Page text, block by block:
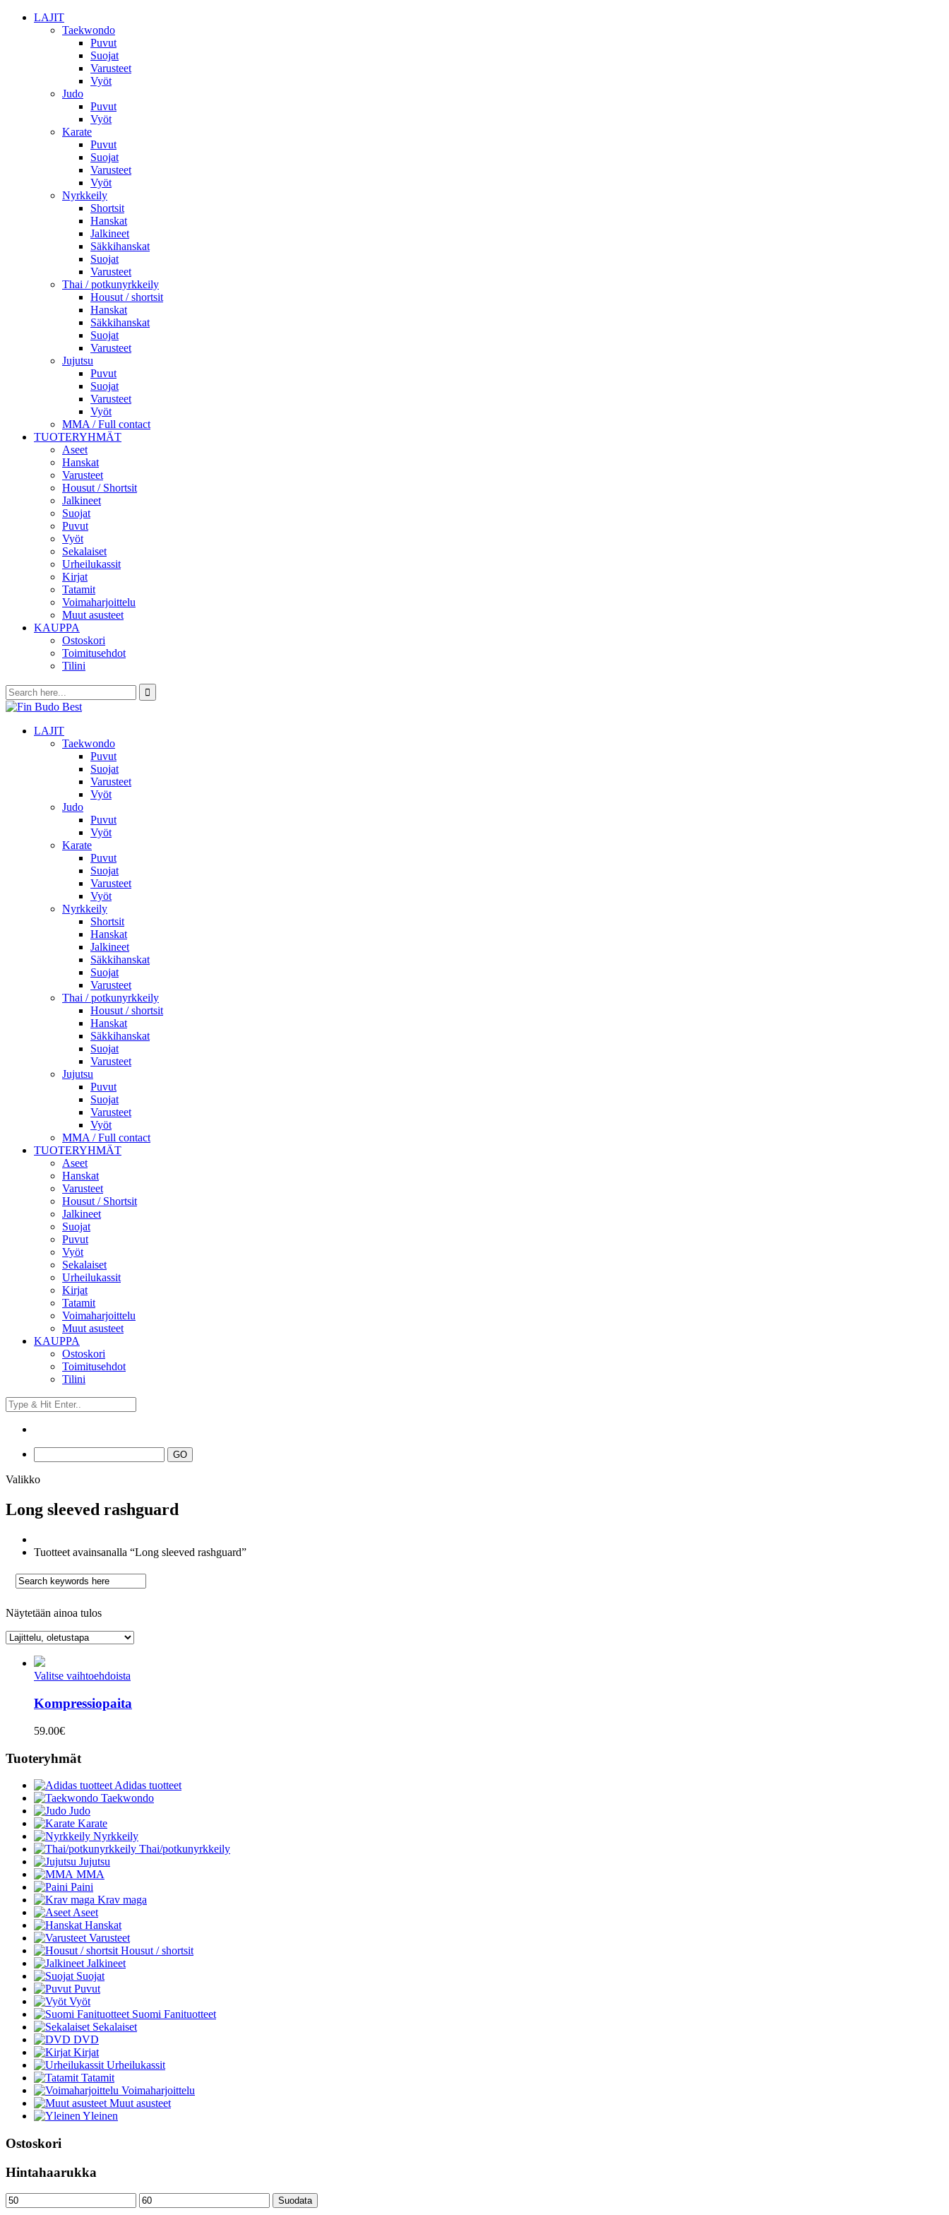
LAJIT
Taekwondo
Puvut
Suojat
Varusteet
Vyöt
Judo
Puvut
Vyöt
Karate
Puvut
Suojat
Varusteet
Vyöt
Nyrkkeily
Shortsit
Hanskat
Jalkineet
Säkkihanskat
Suojat
Varusteet
Thai / potkunyrkkeily
Housut / shortsit
Hanskat
Säkkihanskat
Suojat
Varusteet
Jujutsu
Puvut
Suojat
Varusteet
Vyöt
MMA / Full contact
TUOTERYHMÄT
Aseet
Hanskat
Varusteet
Housut / Shortsit
Jalkineet
Suojat
Puvut
Vyöt
Sekalaiset
Urheilukassit
Kirjat
Tatamit
Voimaharjoittelu
Muut asusteet
KAUPPA
Ostoskori
Toimitusehdot
Tilini
LAJIT
Taekwondo
Puvut
Suojat
Varusteet
Vyöt
Judo
Puvut
Vyöt
Karate
Puvut
Suojat
Varusteet
Vyöt
Nyrkkeily
Shortsit
Hanskat
Jalkineet
Säkkihanskat
Suojat
Varusteet
Thai / potkunyrkkeily
Housut / shortsit
Hanskat
Säkkihanskat
Suojat
Varusteet
Jujutsu
Puvut
Suojat
Varusteet
Vyöt
MMA / Full contact
TUOTERYHMÄT
Aseet
Hanskat
Varusteet
Housut / Shortsit
Jalkineet
Suojat
Puvut
Vyöt
Sekalaiset
Urheilukassit
Kirjat
Tatamit
Voimaharjoittelu
Muut asusteet
KAUPPA
Ostoskori
Toimitusehdot
Tilini
Valikko
Long sleeved rashguard
Tuotteet avainsanalla “Long sleeved rashguard”
Näytetään ainoa tulos
Valitse vaihtoehdoista
Kompressiopaita
59.00€
Tuoteryhmät
Adidas tuotteet
Taekwondo
Judo
Karate
Nyrkkeily
Thai/potkunyrkkeily
Jujutsu
MMA
Paini
Krav maga
Aseet
Hanskat
Varusteet
Housut / shortsit
Jalkineet
Suojat
Puvut
Vyöt
Suomi Fanituotteet
Sekalaiset
DVD
Kirjat
Urheilukassit
Tatamit
Voimaharjoittelu
Muut asusteet
Yleinen
Ostoskori
Hintahaarukka
Minimihinta Maksimihinta Suodata